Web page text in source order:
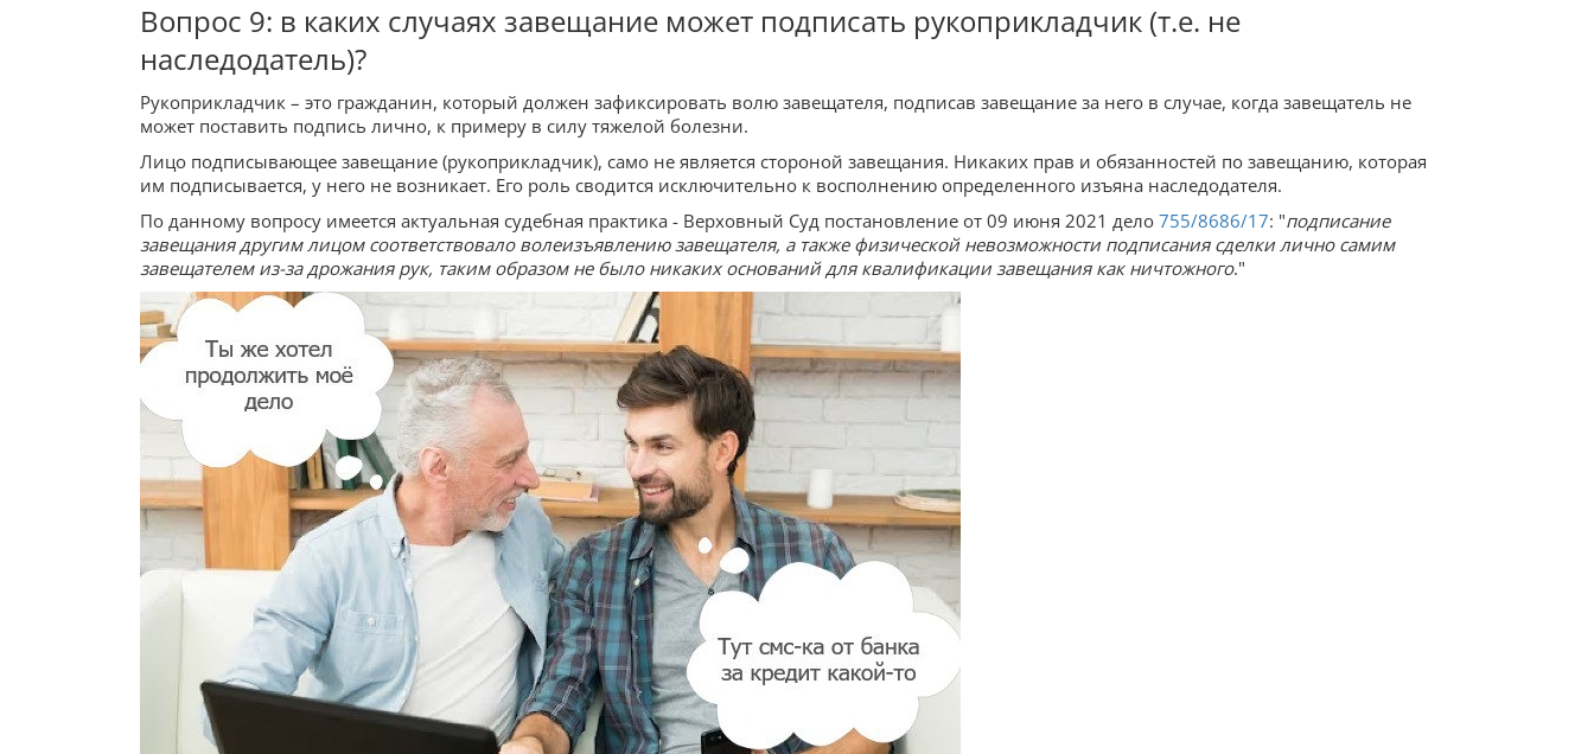
Вопрос 9: в каких случаях завещание может подписать рукоприкладчик (т.е. не
наследодатель)?
Рукоприкладчик – это гражданин, который должен зафиксировать волю завещателя, подписав завещание за него в случае, когда завещатель не
может поставить подпись лично, к примеру в силу тяжелой болезни.
Лицо подписывающее завещание (рукоприкладчик), само не является стороной завещания. Никаких прав и обязанностей по завещанию, которая
им подписывается, у него не возникает. Его роль сводится исключительно к восполнению определенного изъяна наследодателя.
По данному вопросу имеется актуальная судебная практика - Верховный Суд постановление от 09 июня 2021 дело 755/8686/17: "подписание
завещания другим лицом соответствовало волеизъявлению завещателя, а также физической невозможности подписания сделки лично самим
завещателем из-за дрожания рук, таким образом не было никаких оснований для квалификации завещания как ничтожного."